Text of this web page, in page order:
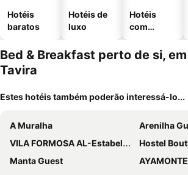
Hotéis
baratos
Hotéis de
luxo
Hotéis
com
Bed & Breakfast perto de si,
Tavira
Estes hotéis também poderão interessá-lo...
A Muralha
Arenilha
VILA FORMOSA AL-Estabelecimento de Hospedagem,Quartos-Rooms
Hostel
Manta Guest